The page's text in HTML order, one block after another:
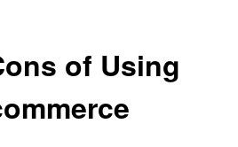
of Using